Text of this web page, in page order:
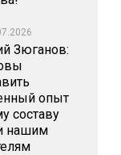
Зюганов:
опыт
составу
нашим